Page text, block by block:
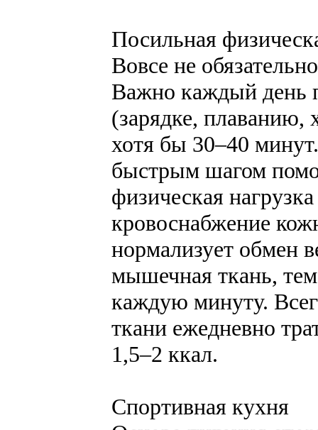
Посильная
Вовсе не
Важно каждый день
(зарядке, плаванию,
хотя бы 30–40
быстрым шагом
физическая
кровоснабжение
нормализует обмен
мышечная ткань, тем
каждую минуту.
ткани ежедневно
1,5–2 ккал.
Спортивная кухня